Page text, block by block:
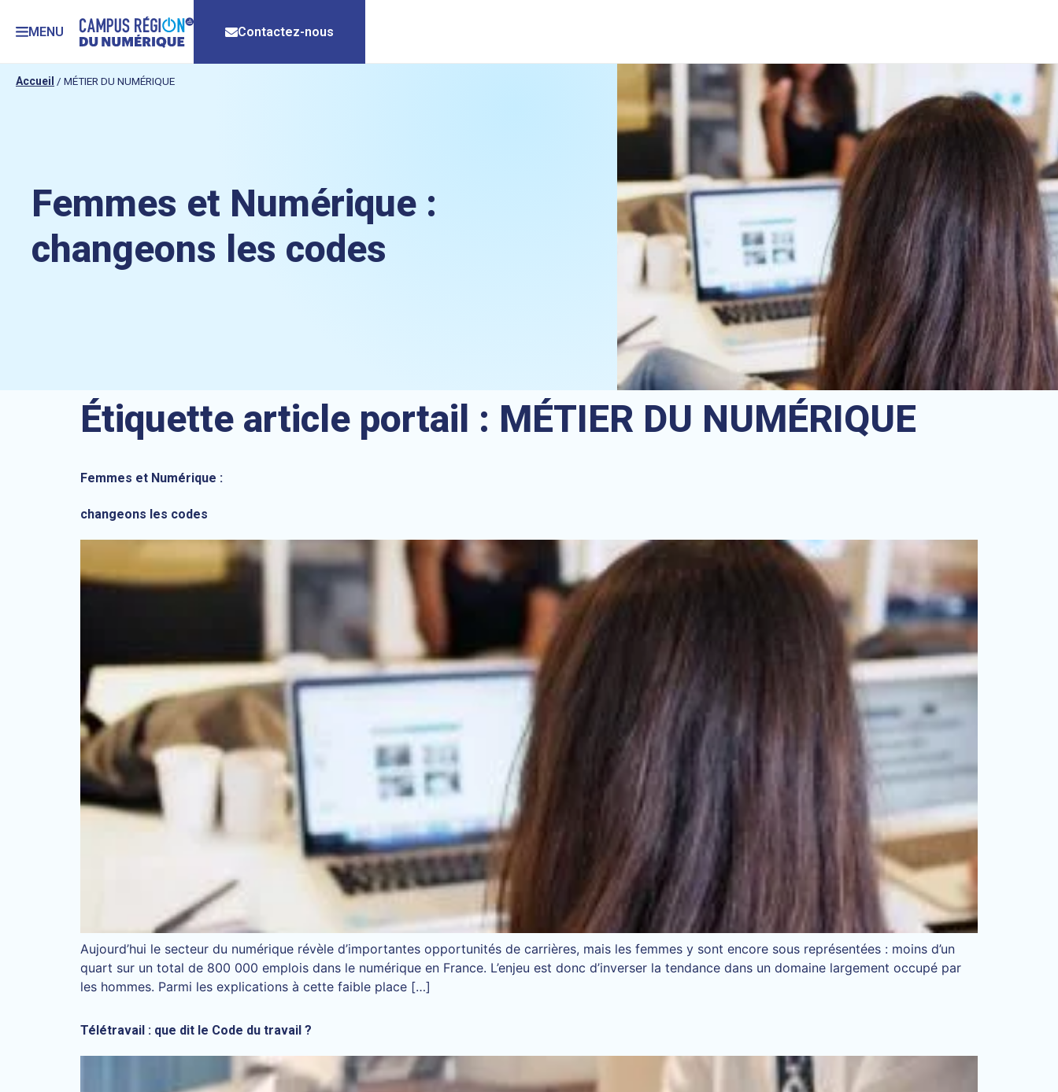
MENU Contactez-nous
Accueil / MÉTIER DU NUMÉRIQUE
Femmes et Numérique :
changeons les codes
Étiquette article portail : MÉTIER DU NUMÉRIQUE
Femmes et Numérique :
changeons les codes
Aujourd’hui le secteur du numérique révèle d’importantes opportunités de carrières, mais les femmes y sont encore sous représentées : moins d’un
quart sur un total de 800 000 emplois dans le numérique en France. L’enjeu est donc d’inverser la tendance dans un domaine largement occupé par
les hommes. Parmi les explications à cette faible place […]
Télétravail : que dit le Code du travail ?